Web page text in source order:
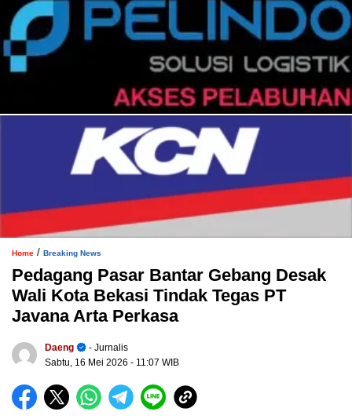
Home / Breaking News
Pedagang Pasar Bantar Gebang Desak
Wali Kota Bekasi Tindak Tegas PT
Javana Arta Perkasa
Daeng
- Jurnalis
Sabtu, 16 Mei 2026 - 11:07 WIB